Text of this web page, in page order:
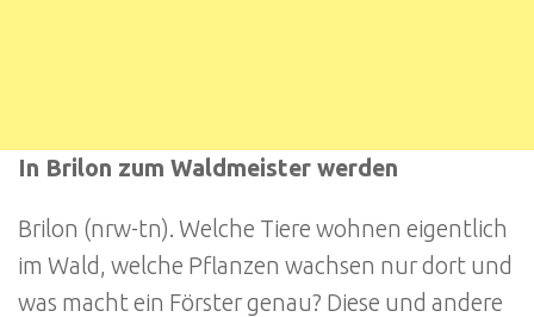
In Brilon zum Waldmeister werden
Brilon (nrw-tn). Welche Tiere wohnen eigentlich
im Wald, welche Pflanzen wachsen nur dort und
was macht ein Förster genau? Diese und andere